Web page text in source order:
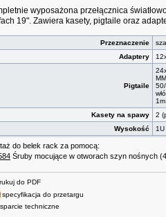
wyposażona przełącznica
19". Zawiera kasety, pigtaile oraz
Przeznaczenie
Adaptery
Pigtaile
1m
Kasety na spawy
2
Wysokość
1U
do belek rack za pomocą:
Śruby mocujące w otworach szyn nośnych
do PDF
specyfikacja do przetargu
techniczne